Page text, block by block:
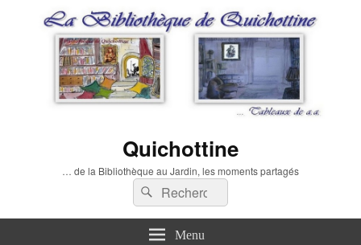
Quichottine
… de la Bibliothèque au Jardin, les moments partagés
Recherche :
Rechercher
Menu